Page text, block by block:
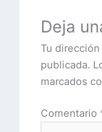
Deja
Tu
publicada.
marcados
Comentario